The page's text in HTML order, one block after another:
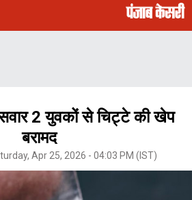
2 युवकों से चिट्टे की खेप
बरामद
Apr 25, 2026 - 04:03 PM (IST)